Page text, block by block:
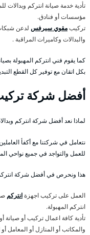
تأدية خدمة صيانة انتركم
مؤسسات أو فنادق.
تركيبمقوي سيرفس لدعن
والبدالات وكاميرات المراقبة .
كما يقوم فني انتركم المهبولة
بكل اتقان مع توفير كل القطع
أفضل شركة تركيب
لماذا نعد أفضل شركة انتركم
نتعامل في شركتنا مع أكفأ
للعمل والتواجد في جميع نواحي
هذا ونحرص في أفضل شركة انتركم
العمل على تركيب اجهزةانتركم
انتركم المهبولة.
تأدية كافة اعمال تركيب أو صيانة
والمكاتب أو المنازل أو المعامل أو